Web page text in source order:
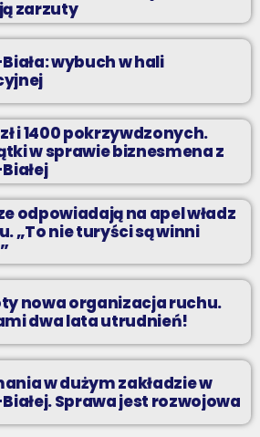
zarzuty
wybuch w hali
i 1400 pokrzywdzonych.
w sprawie biznesmena z
odpowiadają na apel władz
„To nie turyści są winni
nowa organizacja ruchu.
dwa lata utrudnień!
w dużym zakładzie w
Sprawa jest rozwojowa